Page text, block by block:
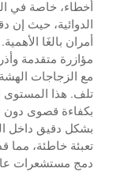
أخطاء، خاصة في
الدوائية، حيث إن
أمران بالغَا
مؤازرة متقدمة
مع الزجاجات
تلف. هذا المستوى
بكفاءة قصوى دون
بشكل دقيق داخل
تعبئة خاطئة، مما
دمج مستشعرات